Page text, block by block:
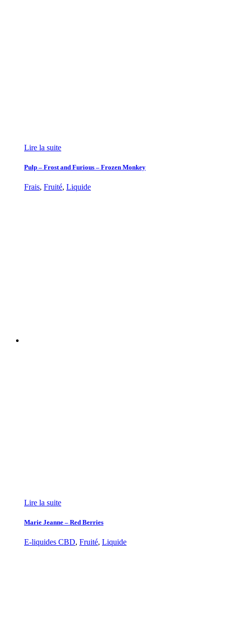
Lire la suite
Pulp – Frost and Furious – Frozen Monkey
Frais, Fruité, Liquide
Lire la suite
Marie Jeanne – Red Berries
E-liquides CBD, Fruité, Liquide